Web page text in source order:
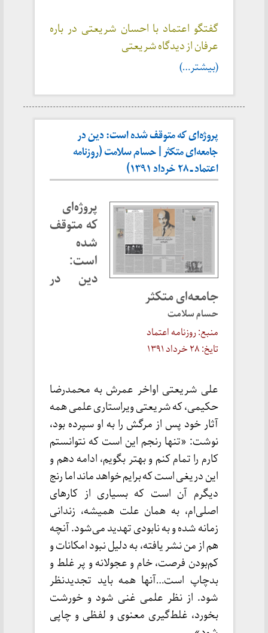
گفتگو اعتماد با احسان شریعتی در باره
عرفان از دیدگاه شریعتی
(بیشتر…)
پروژه‌ای که متوقف شده است: دین در
جامعه‌ای متکثر | حسام سلامت (روزنامه
اعتماد ـ ۲۸ خرداد ۱۳۹۱)
پروژه‌ای
که متوقف
شده
است:
دین در
جامعه‌ای متکثر
حسام سلامت
منبع: روزنامه اعتماد
تایخ: ۲۸ خرداد ۱۳۹۱
علی شریعتی اواخر عمرش به محمدرضا
حکیمی، که شریعتی ویراستاری علمی همه
آثار خود پس از مرگش را به او سپرده بود،
نوشت: «تنها رنجم این است که نتوانستم
کارم را تمام کنم و بهتر بگویم، ادامه دهم و
این دریغی است که برایم خواهد ماند اما رنج
دیگرم آن است که بسیاری از کارهای
اصلی‌ام، به همان علت همیشه، زندانی
زمانه شده و به نابودی تهدید می‌شود. آنچه
هم از من نشر یافته، به دلیل نبود امکانات و
کم‌بودن فرصت، خام و عجولانه و پر غلط و
بدچاپ است…آنها همه باید تجدیدنظر
شود. از نظر علمی غنی شود و خورشت
بخورد، غلط‌گیری معنوی و لفظی و چاپی